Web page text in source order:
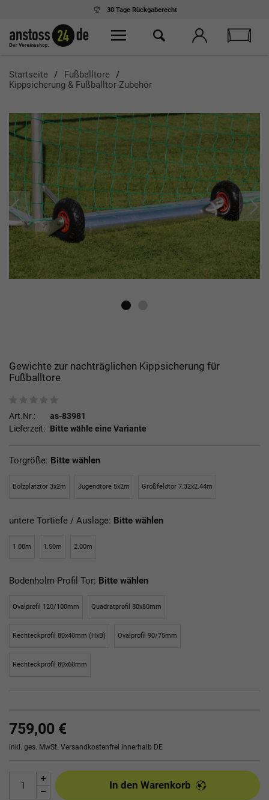
30 Tage Rückgaberecht
Startseite
Fußballtore
Kippsicherung & Fußballtor-Zubehör
Gewichte zur nachträglichen Kippsicherung für
Fußballtore
Art.Nr.:
as-83981
Lieferzeit: Bitte wähle eine Variante
Torgröße: Bitte wählen
Bolzplatztor 3x2m Jugendtore 5x2m Großfeldtor 7.32x2.44m
untere Tortiefe / Auslage: Bitte wählen
1.00m 1.50m 2.00m
Bodenholm-Profil Tor: Bitte wählen
Ovalprofil 120/100mm Quadratprofil 80x80mm
Rechteckprofil 80x40mm (HxB) Ovalprofil 90/75mm
Rechteckprofil 80x60mm
759,00 €
inkl. ges. MwSt. Versandkostenfrei innerhalb DE
In den Warenkorb